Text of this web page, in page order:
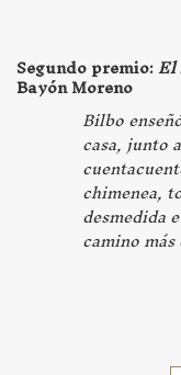
Segundo premio:El
Bayón Moreno
Bilbo
casa, junto
chimenea,
desmedida
camino